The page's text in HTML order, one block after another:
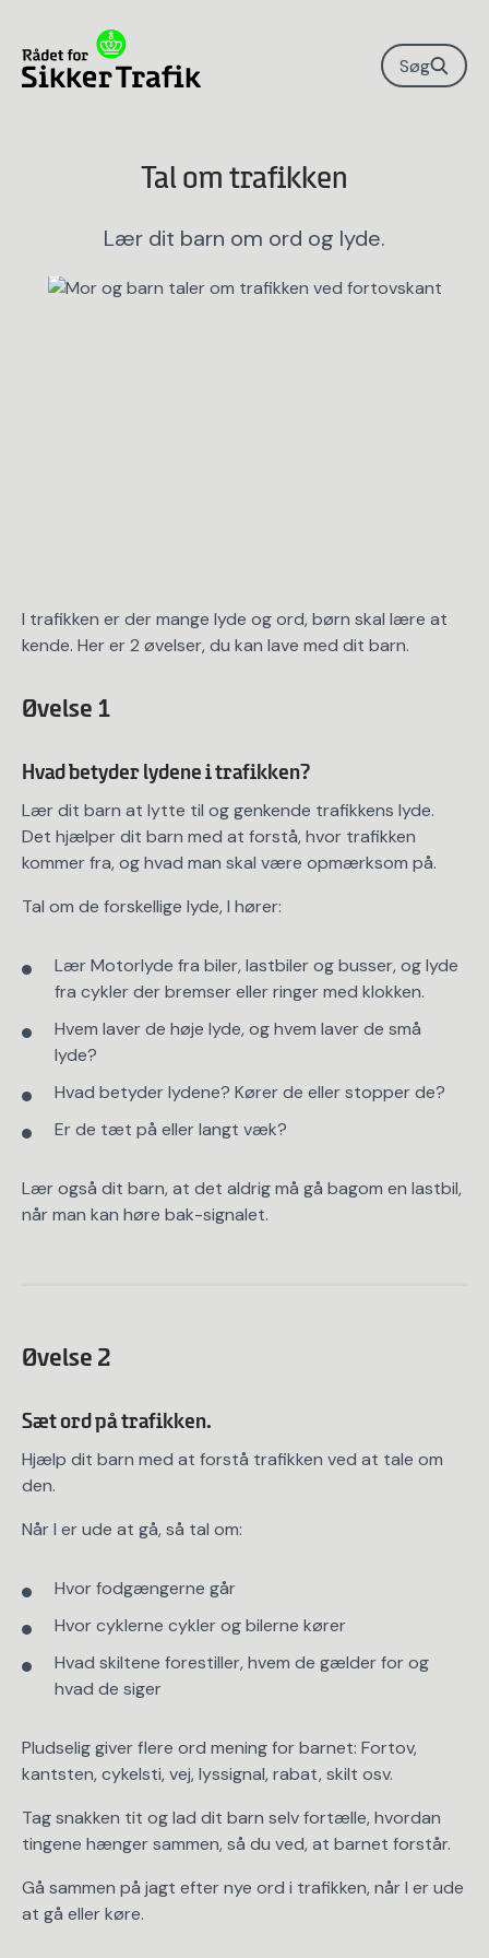
Søg
Tal om trafikken
Lær dit barn om ord og lyde.
I trafikken er der mange lyde og ord, børn skal lære at
kende. Her er 2 øvelser, du kan lave med dit barn.
Øvelse 1
Hvad betyder lydene i trafikken?
Lær dit barn at lytte til og genkende trafikkens lyde.
Det hjælper dit barn med at forstå, hvor trafikken
kommer fra, og hvad man skal være opmærksom på.
Tal om de forskellige lyde, I hører:
Lær Motorlyde fra biler, lastbiler og busser, og lyde
fra cykler der bremser eller ringer med klokken.
Hvem laver de høje lyde, og hvem laver de små
lyde?
Hvad betyder lydene? Kører de eller stopper de?
Er de tæt på eller langt væk?
Lær også dit barn, at det aldrig må gå bagom en lastbil,
når man kan høre bak-signalet.​
Øvelse 2
Sæt ord på trafikken.
Hjælp dit barn med at forstå trafikken ved at tale om
den.
Når I er ude at gå, så tal om:
Hvor fodgængerne går
Hvor cyklerne cykler og bilerne kører
Hvad skiltene forestiller, hvem de gælder for og
hvad de siger
Pludselig giver flere ord mening for barnet: Fortov,
kantsten, cykelsti, vej, lyssignal, rabat, skilt osv.
Tag snakken tit og lad dit barn selv fortælle, hvordan
tingene hænger sammen, så du ved, at barnet forstår.
Gå sammen på jagt efter nye ord i trafikken, når I er ude
at gå eller køre.